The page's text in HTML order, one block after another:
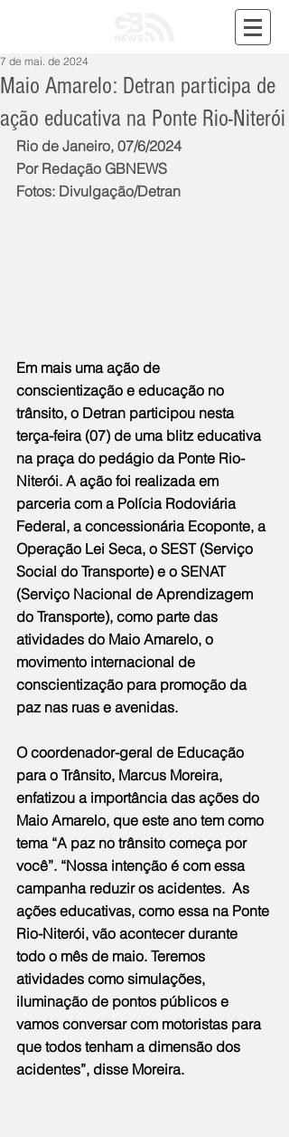
Maio Amarelo: Detran participa de
ação educativa na Ponte Rio-Niterói
7 de mai. de 2024
Rio de Janeiro, 07/6/2024
Por Redação GBNEWS
Fotos: Divulgação/Detran
Em mais uma ação de
conscientização e educação no
trânsito, o Detran participou nesta
terça-feira (07) de uma blitz educativa
na praça do pedágio da Ponte Rio-
Niterói. A ação foi realizada em
parceria com a Polícia Rodoviária
Federal, a concessionária Ecoponte, a
Operação Lei Seca, o SEST (Serviço
Social do Transporte) e o SENAT
(Serviço Nacional de Aprendizagem
do Transporte), como parte das
atividades do Maio Amarelo, o
movimento internacional de
conscientização para promoção da
paz nas ruas e avenidas.
O coordenador-geral de Educação
para o Trânsito, Marcus Moreira,
enfatizou a importância das ações do
Maio Amarelo, que este ano tem como
tema “A paz no trânsito começa por
você”. “Nossa intenção é com essa
campanha reduzir os acidentes.  As
ações educativas, como essa na Ponte
Rio-Niterói, vão acontecer durante
todo o mês de maio. Teremos
atividades como simulações,
iluminação de pontos públicos e
vamos conversar com motoristas para
que todos tenham a dimensão dos
acidentes”, disse Moreira.